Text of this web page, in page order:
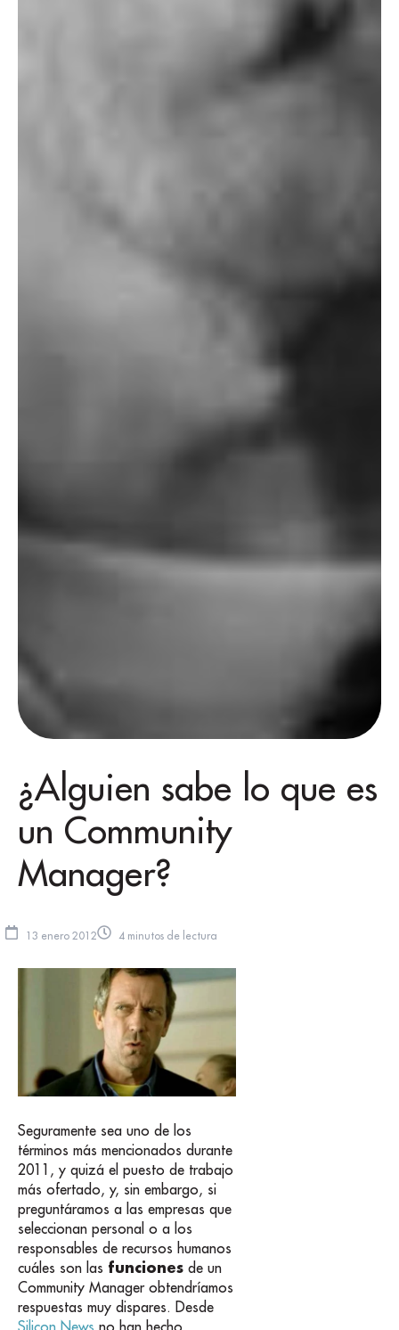
¿Alguien sabe lo que es
un Community
Manager?
13 enero 2012 4 minutos de lectura
Seguramente sea uno de los
términos más mencionados durante
2011, y quizá el puesto de trabajo
más ofertado, y, sin embargo, si
preguntáramos a las empresas que
seleccionan personal o a los
responsables de recursos humanos
cuáles son las funciones de un
Community Manager obtendríamos
respuestas muy dispares. Desde